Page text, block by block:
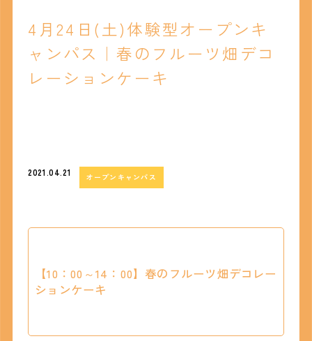
4月24日(土)体験型オープンキ
ャンパス｜春のフルーツ畑デコ
レーションケーキ
2021.04.21 オープンキャンパス
【10：00～14：00】春のフルーツ畑デコレー
ションケーキ